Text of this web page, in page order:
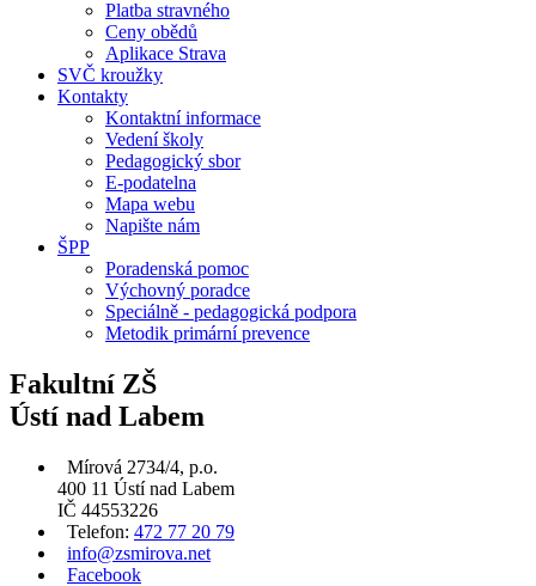
Platba stravného
Ceny obědů
Aplikace Strava
SVČ kroužky
Kontakty
Kontaktní informace
Vedení školy
Pedagogický sbor
E-podatelna
Mapa webu
Napište nám
ŠPP
Poradenská pomoc
Výchovný poradce
Speciálně - pedagogická podpora
Metodik primární prevence
Fakultní ZŠ
Ústí nad Labem
Mírová 2734/4, p.o.
400 11 Ústí nad Labem
IČ 44553226
Telefon: 472 77 20 79
info@zsmirova.net
Facebook